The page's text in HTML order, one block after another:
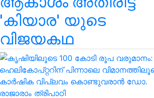
'കിയാര' യുടെ
വിജയകഥ